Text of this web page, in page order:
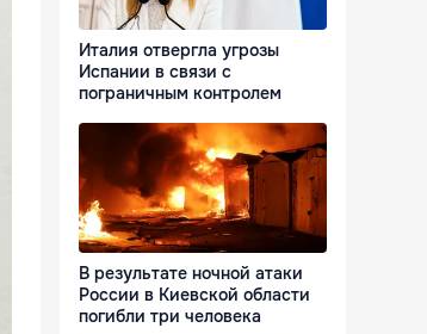
Италия отвергла угрозы
Испании в связи с
пограничным контролем
В результате ночной атаки
России в Киевской области
погибли три человека